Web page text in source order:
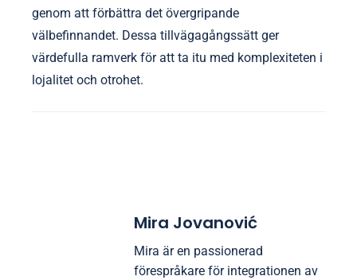
genom att förbättra det övergripande
välbefinnandet. Dessa tillvägagångssätt ger
värdefulla ramverk för att ta itu med komplexiteten i
lojalitet och otrohet.
Mira Jovanović
Mira är en passionerad
förespråkare för integrationen av